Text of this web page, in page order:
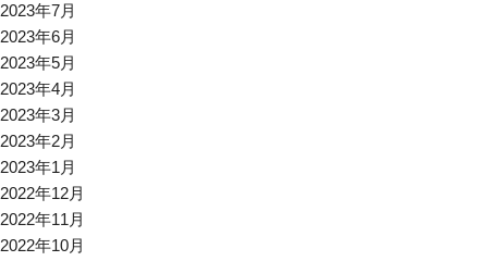
2023年7月
2023年6月
2023年5月
2023年4月
2023年3月
2023年2月
2023年1月
2022年12月
2022年11月
2022年10月